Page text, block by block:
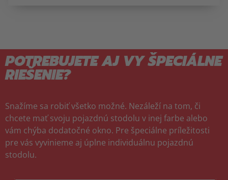
POTREBUJETE AJ VY ŠPECIÁLNE
RIEŠENIE?
Snažíme sa robiť všetko možné. Nezáleží na tom, či
chcete mať svoju pojazdnú stodolu v inej farbe alebo
vám chýba dodatočné okno. Pre špeciálne príležitosti
pre vás vyvinieme aj úplne individuálnu pojazdnú
stodolu.